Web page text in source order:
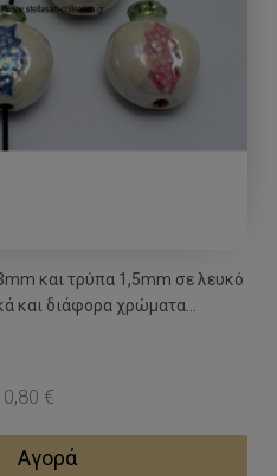
και τρύπα 1,5mm σε λευκό
και διάφορα χρώματα...
0,80 €
Αγορά